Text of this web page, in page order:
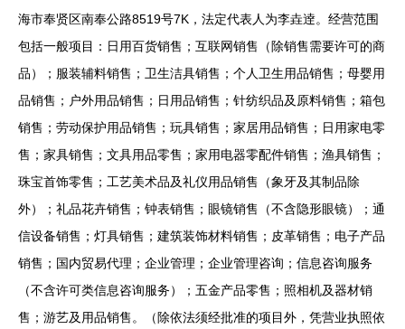
海市奉贤区南奉公路8519号7K，法定代表人为李垚逹。经营范围
包括一般项目：日用百货销售；互联网销售（除销售需要许可的商
品）；服装辅料销售；卫生洁具销售；个人卫生用品销售；母婴用
品销售；户外用品销售；日用品销售；针纺织品及原料销售；箱包
销售；劳动保护用品销售；玩具销售；家居用品销售；日用家电零
售；家具销售；文具用品零售；家用电器零配件销售；渔具销售；
珠宝首饰零售；工艺美术品及礼仪用品销售（象牙及其制品除
外）；礼品花卉销售；钟表销售；眼镜销售（不含隐形眼镜）；通
信设备销售；灯具销售；建筑装饰材料销售；皮革销售；电子产品
销售；国内贸易代理；企业管理；企业管理咨询；信息咨询服务
（不含许可类信息咨询服务）；五金产品零售；照相机及器材销
售；游艺及用品销售。（除依法须经批准的项目外，凭营业执照依